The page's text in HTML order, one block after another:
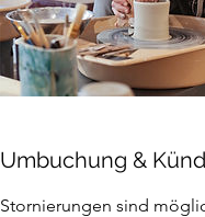
Umbuchung &
Stornierungen sind